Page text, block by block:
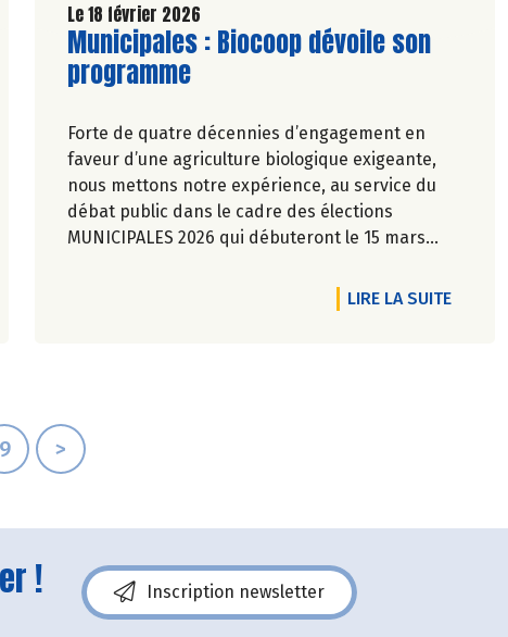
BIOCOOP, EN IMMERSION AVEC ALICE BEILAÏDI
Le 18 février 2026
Lire la suite de l'article
Municipales : Biocoop dévoile son
programme
Forte de quatre décennies d’engagement en
faveur d’une agriculture biologique exigeante,
nous mettons notre expérience, au service du
débat public dans le cadre des élections
MUNICIPALES 2026 qui débuteront le 15 mars
transition écologique et alimentaire durable.
LIRE LA SUITEDE
9 >
! Inscription newsletter